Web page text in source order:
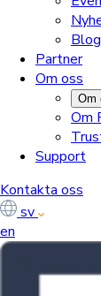
Partner
Om oss
Om
Om
Support
Kontakta oss
sv
en